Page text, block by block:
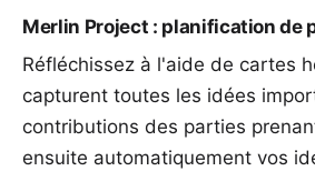
Merlin Project : planification de
Réfléchissez à l'aide de cartes
capturent toutes les idées
contributions des parties
ensuite automatiquement vos